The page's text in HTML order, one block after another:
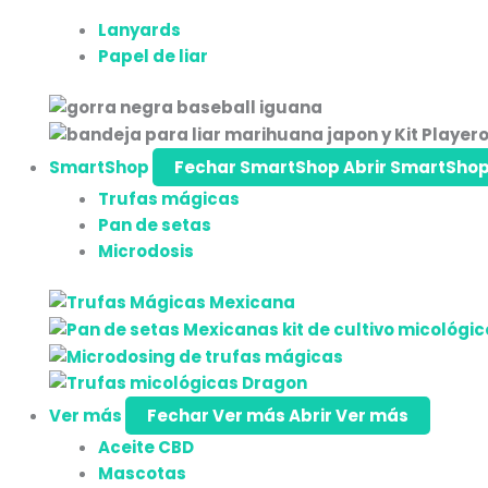
Lanyards
Papel de liar
SmartShop Fechar SmartShopAbrir
Trufas mágicas
Pan de setas
Microdosis
Ver más Fechar Ver másAbrir Ver más
Aceite CBD
Mascotas